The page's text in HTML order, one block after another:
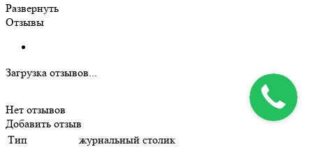
Развернуть
Отзывы
Загрузка отзывов...
Нет отзывов
Добавить отзыв
Тип
журнальный столик